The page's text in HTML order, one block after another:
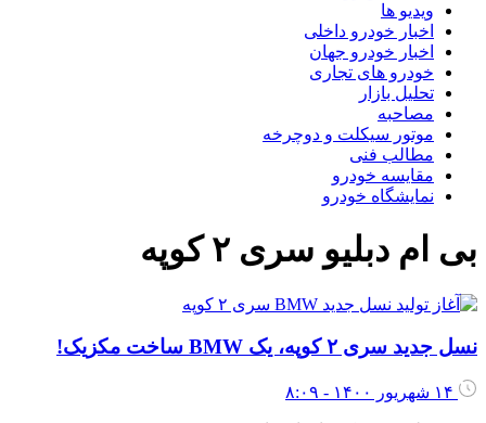
ویدیو ها
اخبار خودرو داخلی
اخبار خودرو جهان
خودرو های تجاری
تحلیل بازار
مصاحبه
موتور سیکلت و دوچرخه
مطالب فنی
مقایسه خودرو
نمایشگاه خودرو
بی ام دبلیو سری ۲ کوپه
نسل جدید سری ۲ کوپه، یک BMW ساخت مکزیک!